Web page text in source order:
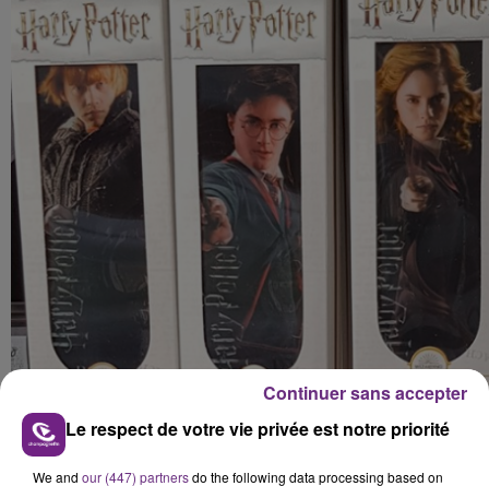
Quelques temps après les ouvertures de Nancy et
Le respect de votre vie privée est notre priorité
We and our (447) partnersdo the following data processing based on
Continuer sans accepter